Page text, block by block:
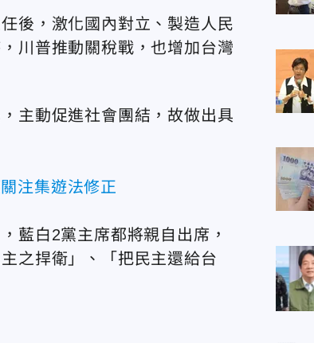
後，激化國內對立、製造人民
川普推動關稅戰，也增加台灣
主動促進社會團結，故做出具
注集遊法修正
藍白2黨主席都將親自出席，
之捍衛」、「把民主還給台